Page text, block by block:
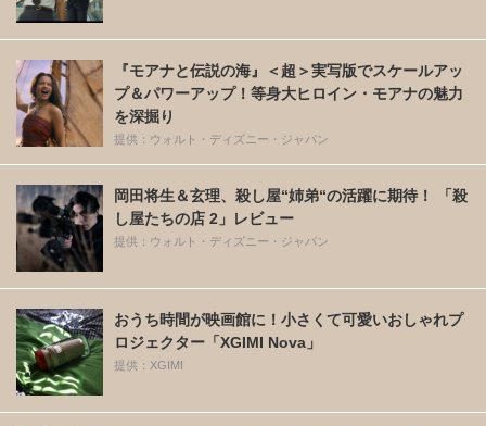
『モアナと伝説の海』＜超＞実写版でスケールアッ
プ＆パワーアップ！等身大ヒロイン・モアナの魅力
を深掘り
提供：ウォルト・ディズニー・ジャパン
岡田将生＆玄理、殺し屋“姉弟“の活躍に期待！ 「殺
し屋たちの店 2」レビュー
提供：ウォルト・ディズニー・ジャパン
おうち時間が映画館に！小さくて可愛いおしゃれプ
ロジェクター「XGIMI Nova」
提供：XGIMI